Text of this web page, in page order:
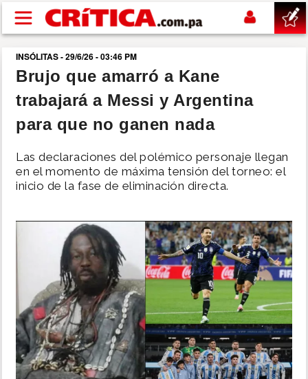
Pasar al contenido principal
buscar
SUCESOS
POLÍTICA
DEPORTES
MUNDO
INSÓLITAS
MULTIMEDIA
INSÓLITAS - 29/6/26 - 03:46 PM
Brujo que amarró a Kane
trabajará a Messi y Argentina
para que no ganen nada
Las declaraciones del polémico personaje llegan
en el momento de máxima tensión del torneo: el
inicio de la fase de eliminación directa.